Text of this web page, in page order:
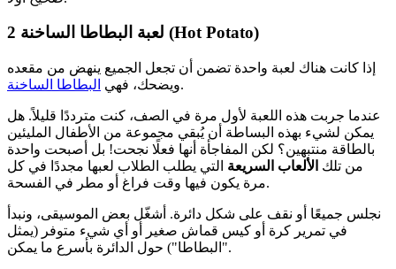
2 لعبة البطاطا الساخنة (Hot Potato)
إذا كانت هناك لعبة واحدة تضمن أن تجعل الجميع ينهض من مقعده
ويضحك، فهي البطاطا الساخنة .
عندما جربت هذه اللعبة لأول مرة في الصف، كنت مترددًا قليلاً. هل
يمكن لشيء بهذه البساطة أن يُبقي مجموعة من الأطفال المليئين
بالطاقة منتبهين؟ لكن المفاجأة أنها فعلًا نجحت! بل أصبحت واحدة
من تلك الألعاب السريعة التي يطلب الطلاب لعبها مجددًا في كل
مرة يكون فيها وقت فراغ أو مطر في الفسحة.
نجلس جميعًا أو نقف على شكل دائرة. أشغّل بعض الموسيقى، ونبدأ
في تمرير كرة أو كيس قماش صغير أو أي شيء متوفر (يمثل
"البطاطا") حول الدائرة بأسرع ما يمكن.